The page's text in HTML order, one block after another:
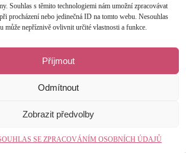
Souhlas s těmito technologiemi nám umožní zpracovávat
procházení nebo jedinečná ID na tomto webu. Nesouhlas
může nepříznivě ovlivnit určité vlastnosti a funkce.
Příjmout
Odmítnout
Zobrazit předvolby
SE ZPRACOVÁNÍM OSOBNÍCH ÚDAJŮ